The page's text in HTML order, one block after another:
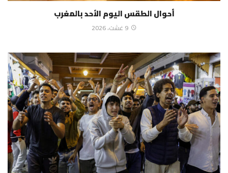
أحوال الطقس اليوم الأحد بالمغرب
9 غشت، 2026